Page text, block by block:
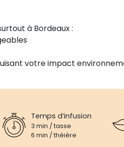
à Bordeaux :
votre impact
Temps d’infusion
3 min / tasse
6 min / théière